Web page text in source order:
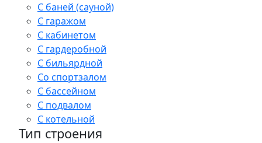
С баней (сауной)
С гаражом
С кабинетом
С гардеробной
С бильярдной
Со спортзалом
С бассейном
С подвалом
С котельной
Тип строения